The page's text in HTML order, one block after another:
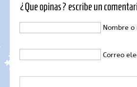
¿Que opinas? escribe un
Nombre o
Correo